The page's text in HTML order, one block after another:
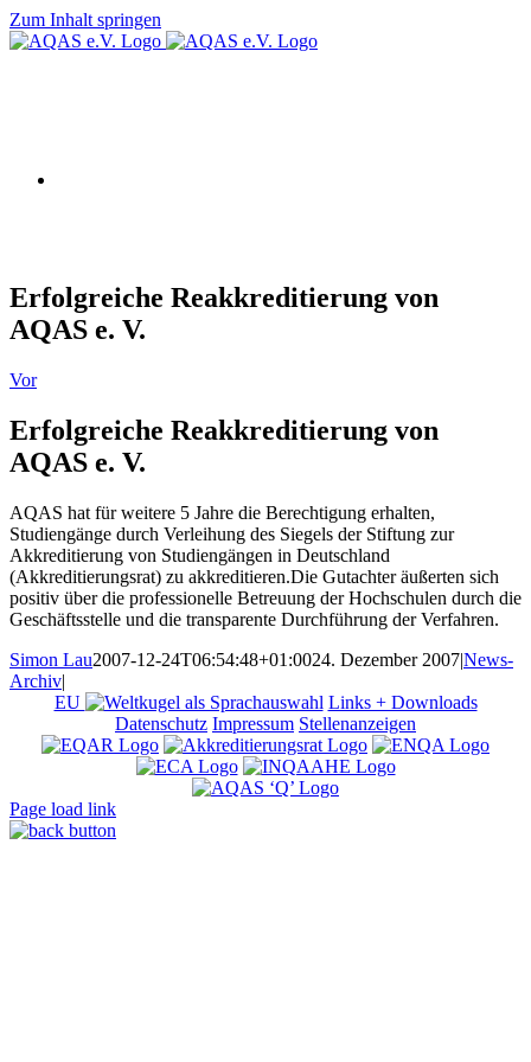
Zum Inhalt springen
Erfolgreiche Reakkreditierung von
AQAS e. V.
Vor
Erfolgreiche Reakkreditierung von
AQAS e. V.
AQAS hat für weitere 5 Jahre die Berechtigung erhalten,
Studiengänge durch Verleihung des Siegels der Stiftung zur
Akkreditierung von Studiengängen in Deutschland
(Akkreditierungsrat) zu akkreditieren.Die Gutachter äußerten sich
positiv über die professionelle Betreuung der Hochschulen durch die
Geschäftsstelle und die transparente Durchführung der Verfahren.
Simon Lau2007-12-24T06:54:48+01:0024. Dezember 2007|News-
Archiv|
EU
Links + Downloads
Datenschutz Impressum Stellenanzeigen
Page load link